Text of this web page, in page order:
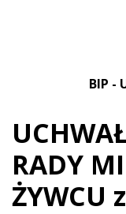
BIP -
RADY
ŻYWCU